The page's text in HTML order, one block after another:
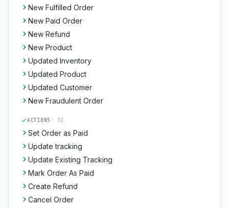
New Fulfilled Order
New Paid Order
New Refund
New Product
Updated Inventory
Updated Product
Updated Customer
New Fraudulent Order
ACTIONS · 33
Set Order as Paid
Update tracking
Update Existing Tracking
Mark Order As Paid
Create Refund
Cancel Order